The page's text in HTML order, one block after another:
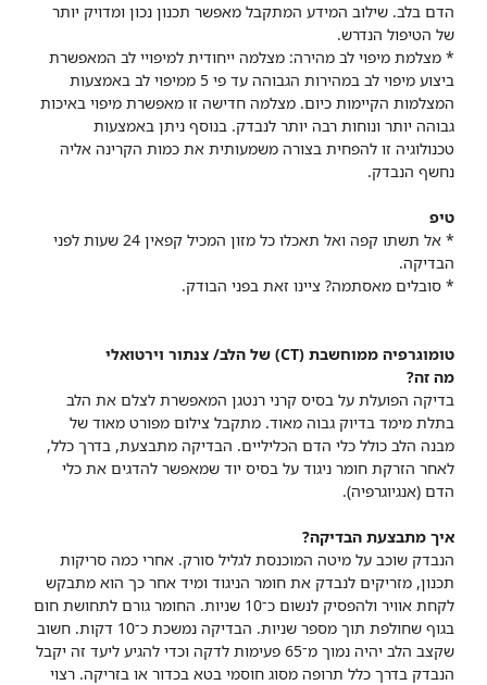
הדם בלב. שילוב המידע המתקבל מאפשר תכנון נכון ומדויק יותר
של הטיפול הנדרש.
* מצלמת מיפוי לב מהירה: מצלמה ייחודית למיפויי לב המאפשרת
ביצוע מיפוי לב במהירות הגבוהה עד פי 5 ממיפוי לב באמצעות
המצלמות הקיימות כיום. מצלמה חדישה זו מאפשרת מיפוי באיכות
גבוהה יותר ונוחות רבה יותר לנבדק. בנוסף ניתן באמצעות
טכנולוגיה זו להפחית בצורה משמעותית את כמות הקרינה אליה
נחשף הנבדק.
טיפ
* אל תשתו קפה ואל תאכלו כל מזון המכיל קפאין 24 שעות לפני
הבדיקה.
* סובלים מאסתמה? ציינו זאת בפני הבודק.
טומוגרפיה ממוחשבת (CT) של הלב/ צנתור וירטואלי
מה זה?
בדיקה הפועלת על בסיס קרני רנטגן המאפשרת לצלם את הלב
בתלת מימד בדיוק גבוה מאוד. מתקבל צילום מפורט מאוד של
מבנה הלב כולל כלי הדם הכליליים. הבדיקה מתבצעת, בדרך כלל,
לאחר הזרקת חומר ניגוד על בסיס יוד שמאפשר להדגים את כלי
הדם (אנגיוגרפיה).
איך מתבצעת הבדיקה?
הנבדק שוכב על מיטה המוכנסת לגליל סורק. אחרי כמה סריקות
תכנון, מזריקים לנבדק את חומר הניגוד ומיד אחר כך הוא מתבקש
לקחת אוויר ולהפסיק לנשום כ־10 שניות. החומר גורם לתחושת חום
בגוף שחולפת תוך מספר שניות. הבדיקה נמשכת כ־10 דקות. חשוב
שקצב הלב יהיה נמוך מ־65 פעימות לדקה וכדי להגיע ליעד זה יקבל
הנבדק בדרך כלל תרופה מסוג חוסמי בטא בכדור או בזריקה. רצוי